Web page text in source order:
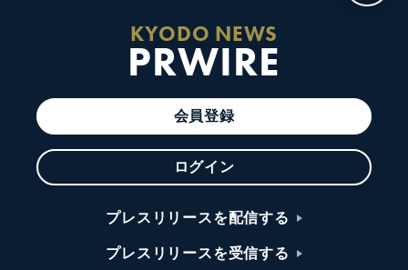
KYODO NEWS
PRWIRE
会員登録
ログイン
プレスリリースを配信する
プレスリリースを受信する